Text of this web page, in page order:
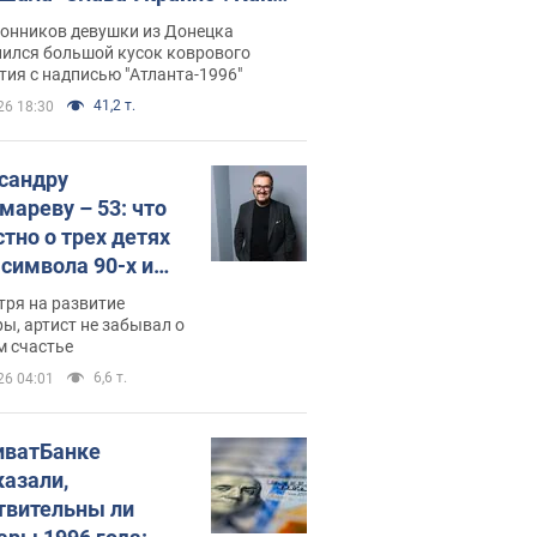
судьба Подкопаевой,
30 лет назад завоевала
Олимпиады
девушки из Донецка
большой кусок коврового
с надписью "Атланта-1996"
18:30 41,2 т.
– 53: что
о трех детях
90-х и
выглядят
на развитие
артист не забывал о
счастье
04:01 6,6 т.
ли